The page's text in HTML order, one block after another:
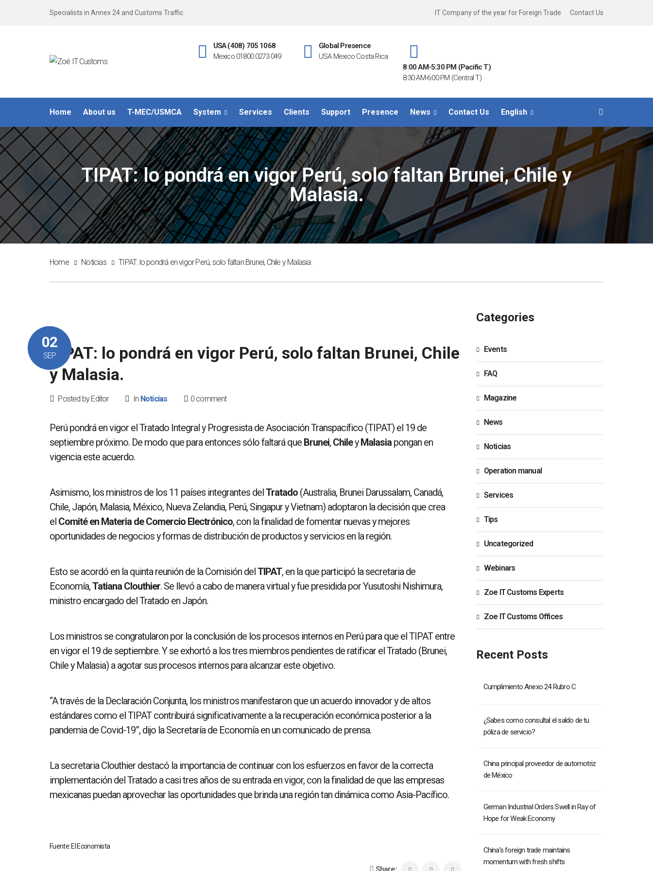
Specialists in Annex 24 and Customs Traffic IT Company of the year for Foreign Trade Contact Us
USA (408) 705 1068
Mexico 01800 0273 049
Global Presence
USA Mexico Costa Rica
8:00 AM-5:30 PM (Pacific T)
8:30 AM-6:00 PM (Central T)
Home About us T-MEC/USMCA System Services Clients Support Presence News Contact Us English
TIPAT: lo pondrá en vigor Perú, solo faltan Brunei, Chile y
Malasia.
Home Noticias TIPAT: lo pondrá en vigor Perú, solo faltan Brunei, Chile y Malasia.
02
SEPTIPAT: lo pondrá en vigor Perú, solo faltan Brunei, Chile
y Malasia.
Posted by Editor In Noticias 0 comment
Perú pondrá en vigor el Tratado Integral y Progresista de Asociación Transpacífico (TIPAT) el 19 de
septiembre próximo. De modo que para entonces sólo faltará que Brunei, ChileyMalasia pongan en
vigencia este acuerdo.
Asimismo, los ministros de los 11 países integrantes delTratado (Australia, Brunei Darussalam, Canadá,
Chile, Japón, Malasia, México, Nueva Zelandia, Perú, Singapur y Vietnam) adoptaron la decisión que crea
el Comité en Materia de Comercio Electrónico, con la finalidad de fomentar nuevas y mejores
oportunidades de negocios y formas de distribución de productos y servicios en la región.
Esto se acordó en la quinta reunión de la Comisión delTIPAT, en la que participó la secretaria de
Economía,Tatiana Clouthier. Se llevó a cabo de manera virtual y fue presidida por Yusutoshi Nishimura,
ministro encargado del Tratado en Japón.
Los ministros se congratularon por la conclusión de los procesos internos en Perú para que el TIPAT entre
en vigor el 19 de septiembre. Y se exhortó a los tres miembros pendientes de ratificar el Tratado (Brunei,
Chile y Malasia) a agotar sus procesos internos para alcanzar este objetivo.
“A través de la Declaración Conjunta, los ministros manifestaron que un acuerdo innovador y de altos
estándares como el TIPAT contribuirá significativamente a la recuperación económica posterior a la
pandemia de Covid-19”, dijo la Secretaría de Economía en un comunicado de prensa.
La secretaria Clouthier destacó la importancia de continuar con los esfuerzos en favor de la correcta
implementación del Tratado a casi tres años de su entrada en vigor, con la finalidad de que las empresas
mexicanas puedan aprovechar las oportunidades que brinda una región tan dinámica como Asia-Pacífico.
Fuente: El Economista
Categories
Events
FAQ
Magazine
News
Noticias
Operation manual
Services
Tips
Uncategorized
Webinars
Zoe IT Customs Experts
Zoe IT Customs Offices
Recent Posts
Cumplimiento Anexo 24 Rubro C
¿Sabes como consultal el saldo de tu
póliza de servicio?
China principal proveedor de automotriz
de México
German Industrial Orders Swell in Ray of
Hope for Weak Economy
China’s foreign trade maintains
momentum with fresh shifts